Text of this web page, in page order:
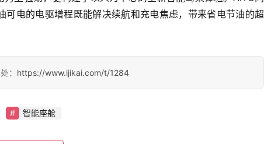
电的电驱增程既能解决续航和充电焦虑，带来省电节油的超
： https://www.ijikai.com/t/1284
智能座舱